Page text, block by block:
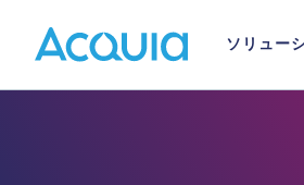
main
content
ソリュー